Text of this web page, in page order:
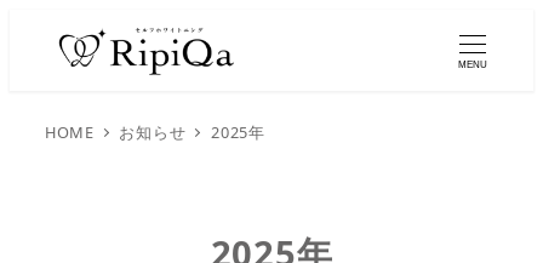
MENU
HOME お知らせ 2025年
2025年